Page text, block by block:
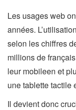
Les usages web
années.
selon les chiffres
millions de
leur mobileen et
une tablette tactile
Il devient donc